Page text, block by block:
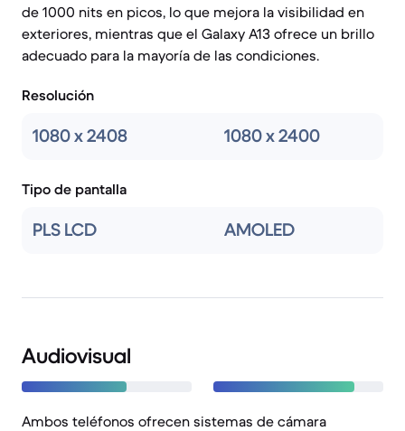
de 1000 nits en picos, lo que mejora la visibilidad en
exteriores, mientras que el Galaxy A13 ofrece un brillo
adecuado para la mayoría de las condiciones.
Resolución
1080 x 2408 1080 x 2400
Tipo de pantalla
PLS LCD AMOLED
Audiovisual
Ambos teléfonos ofrecen sistemas de cámara